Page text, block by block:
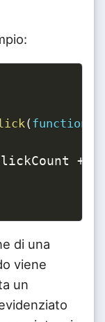
(function
+
di una
viene
un